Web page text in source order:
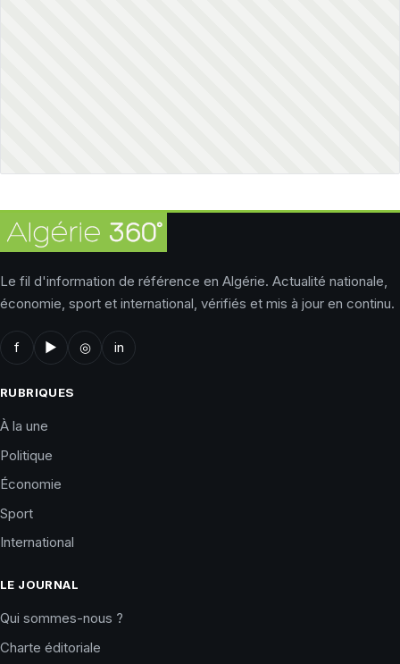
Le fil d'information de référence en Algérie. Actualité nationale,
économie, sport et international, vérifiés et mis à jour en continu.
f ▶ ◎ in
RUBRIQUES
À la une
Politique
Économie
Sport
International
LE JOURNAL
Qui sommes-nous ?
Charte éditoriale